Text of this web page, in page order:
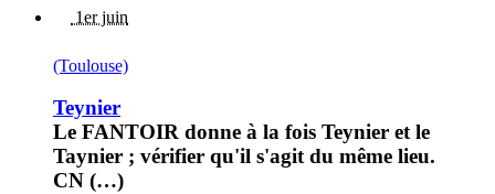
1er juin
(Toulouse)
Teynier
Le FANTOIR donne à la fois Teynier et le
Taynier ; vérifier qu'il s'agit du même lieu.
CN (…)